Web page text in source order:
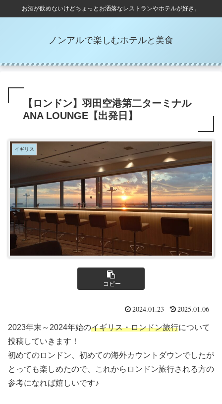
お酒が飲めないけどちょっとお洒落なレストランやホテルが好き。
ノンアルで楽しむホテルと美食
【ロンドン】羽田空港第二ターミナル
ANA LOUNGE【出発日】
イギリス
コピー
2024.01.23 2025.01.06
2023年末～2024年始のイギリス・ロンドン旅行について
投稿していきます！
初めてのロンドン、初めての海外カウントダウンでしたが
とっても楽しめたので、これからロンドン旅行される方の
参考になれば嬉しいです♪